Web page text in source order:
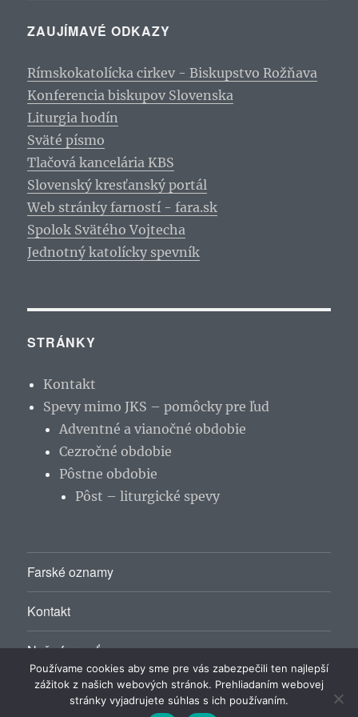
ZAUJÍMAVÉ ODKAZY
Rímskokatolícka cirkev - Biskupstvo Rožňava
Konferencia biskupov Slovenska
Liturgia hodín
Sväté písmo
Tlačová kancelária KBS
Slovenský kresťanský portál
Web stránky farností - fara.sk
Spolok Svätého Vojtecha
Jednotný katolícky spevník
STRÁNKY
Kontakt
Spevy mimo JKS – pomôcky pre ľud
Adventné a vianočné obdobie
Cezročné obdobie
Pôstne obdobie
Pôst – liturgické spevy
Farské oznamy
Kontakt
Naša farnosť
Rímskokatolícky farský úrad Málinec
Hrdo poháňa
Používame cookies aby sme pre vás zabezpečili ten najlepší
zážitok z našich webových stránok. Prehliadaním webovej
stránky vyjadrujete súhlas s ich používaním.